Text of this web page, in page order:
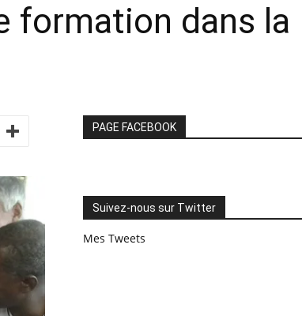
formation dans la
PAGE FACEBOOK
Suivez-nous sur Twitter
Mes Tweets